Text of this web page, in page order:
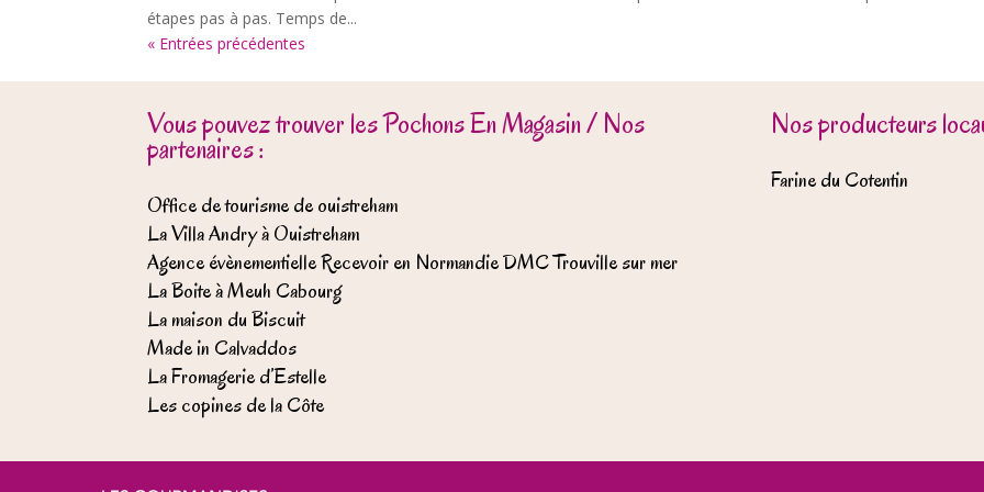
étapes pas à pas. Temps de...
« Entrées précédentes
Vous pouvez trouver les Pochons En Magasin / Nos
partenaires :
Office de tourisme de ouistreham
La Villa Andry à Ouistreham
Agence évènementielle Recevoir en Normandie DMC Trouville sur mer
La Boite à Meuh Cabourg
La maison du Biscuit
Made in Calvaddos
La Fromagerie d’Estelle
Les copines de la Côte
Nos producteurs
Farine du Cotentin